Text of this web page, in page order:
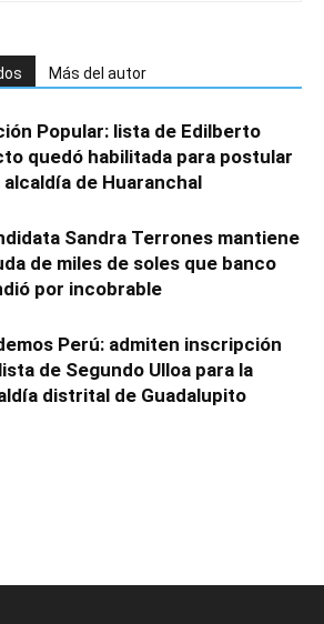
Más del autor
Popular: lista de Edilberto
quedó habilitada para postular
alcaldía de Huaranchal
Sandra Terrones mantiene
de miles de soles que banco
por incobrable
Perú: admiten inscripción
de Segundo Ulloa para la
distrital de Guadalupito